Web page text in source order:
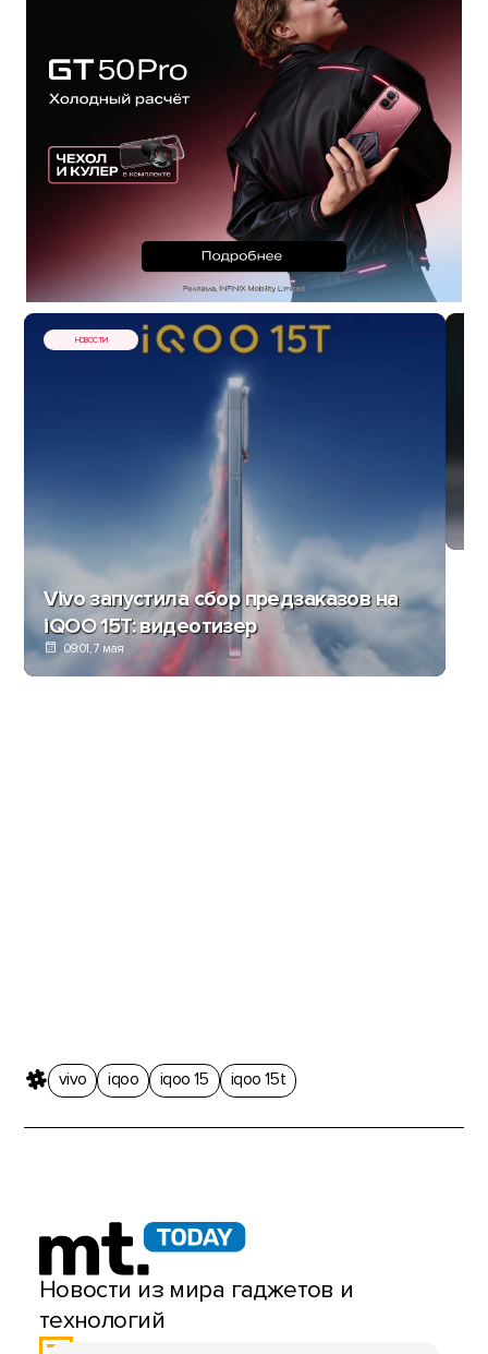
НОВОСТИ
Vivo запустила сбор предзаказов на
iQOO 15T: видеотизер
09:01, 7 мая
vivo iqoo iqoo 15 iqoo 15t
Новости из мира гаджетов и
технологий